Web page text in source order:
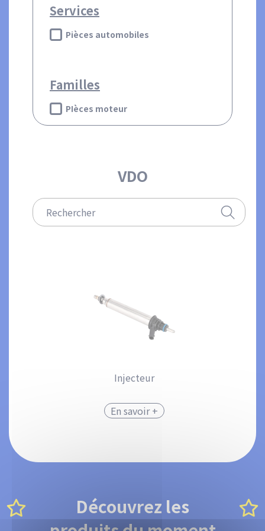
Services
Pièces automobiles
Familles
PIèces moteur
VDO
Injecteur
En savoir +
Découvrez les